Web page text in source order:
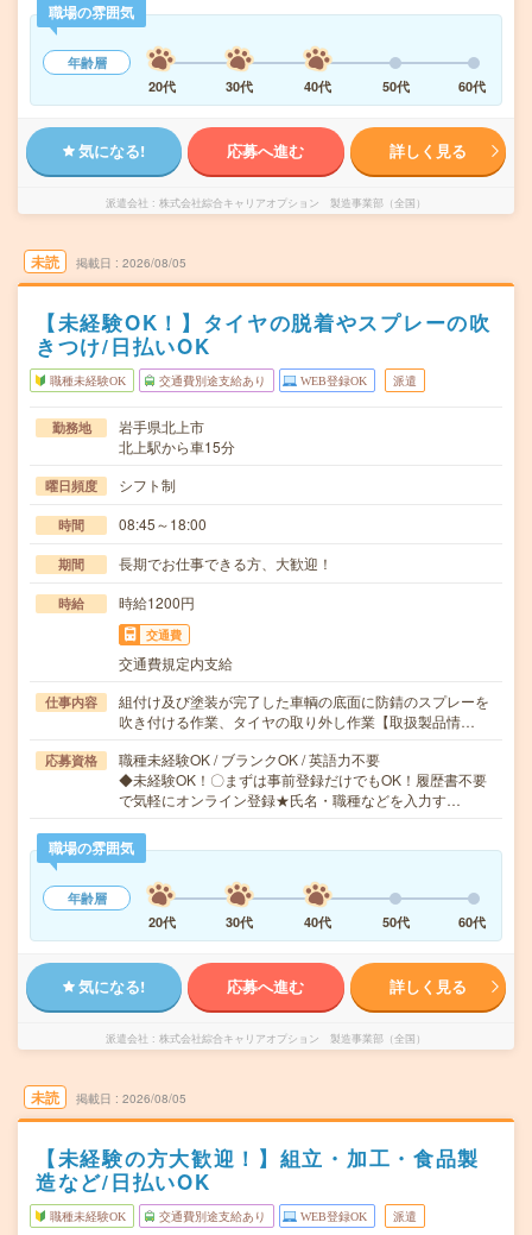
職場の雰囲気
年齢層
20代
30代 40代 50代 60代
気になる! 応募へ進む 詳しく見る
派遣会社 株式会社綜合キャリアオプション 製造事業部（全国）
未読 掲載日 2026/08/05
【未経験OK！】タイヤの脱着やスプレーの吹
きつけ/日払いOK
職種未経験OK 交通費別途支給あり WEB登録OK 派遣
勤務地
岩手県北上市
北上駅から車15分
曜日頻度 シフト制
時間 08:45～18:00
期間 長期でお仕事できる方、大歓迎！
時給 時給1200円
交通費
交通費規定内支給
仕事内容
組付け及び塗装が完了した車輌の底面に防錆のスプレーを
吹き付ける作業、タイヤの取り外し作業【取扱製品情…
応募資格
職種未経験OK / ブランクOK / 英語力不要
◆未経験OK！〇まずは事前登録だけでもOK！履歴書不要
で気軽にオンライン登録★氏名・職種などを入力す…
職場の雰囲気
年齢層
20代
30代 40代 50代 60代
気になる! 応募へ進む 詳しく見る
派遣会社 株式会社綜合キャリアオプション 製造事業部（全国）
未読 掲載日 2026/08/05
【未経験の方大歓迎！】組立・加工・食品製
造など/日払いOK
職種未経験OK 交通費別途支給あり WEB登録OK 派遣